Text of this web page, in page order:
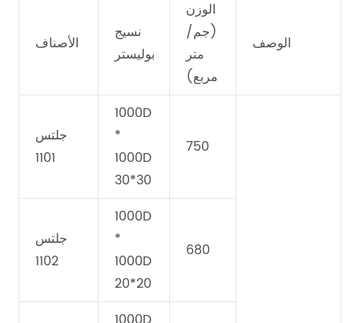
الأصناف
نسيج
بوليستر
الوزن
(جم/
متر
مربع)
الوصف
جلتس
1101
1000D
*
1000D
30*30
750
جلتس
1102
1000D
*
1000D
20*20
680